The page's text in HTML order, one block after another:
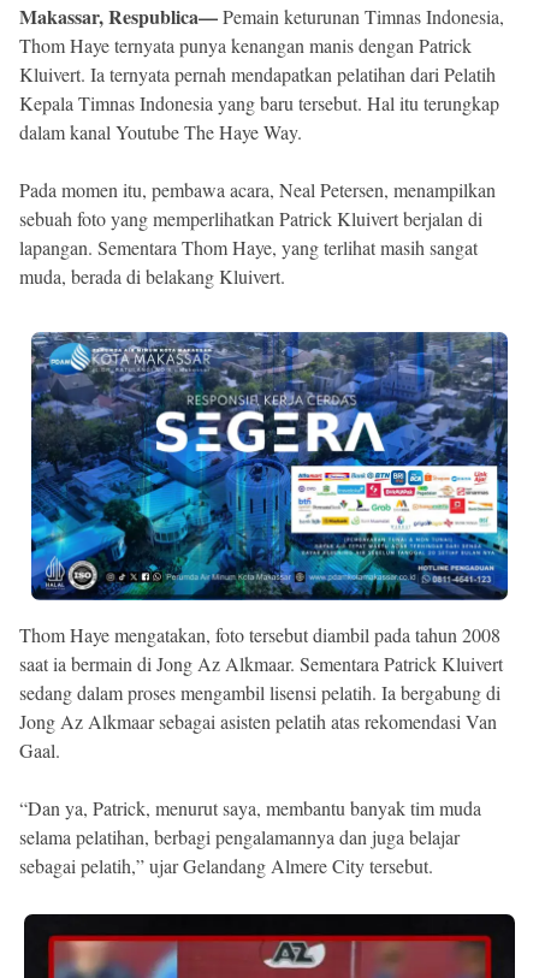
Makassar, Respublica—Pemain keturunan Timnas Indonesia,
Thom Haye ternyata punya kenangan manis dengan Patrick
Kluivert. Ia ternyata pernah mendapatkan pelatihan dari Pelatih
Kepala Timnas Indonesia yang baru tersebut. Hal itu terungkap
dalam kanal Youtube The Haye Way.
Pada momen itu, pembawa acara, Neal Petersen, menampilkan
sebuah foto yang memperlihatkan Patrick Kluivert berjalan di
lapangan. Sementara Thom Haye, yang terlihat masih sangat
muda, berada di belakang Kluivert.
Thom Haye mengatakan, foto tersebut diambil pada tahun 2008
saat ia bermain di Jong Az Alkmaar. Sementara Patrick Kluivert
sedang dalam proses mengambil lisensi pelatih. Ia bergabung di
Jong Az Alkmaar sebagai asisten pelatih atas rekomendasi Van
Gaal.
“Dan ya, Patrick, menurut saya, membantu banyak tim muda
selama pelatihan, berbagi pengalamannya dan juga belajar
sebagai pelatih,” ujar Gelandang Almere City tersebut.